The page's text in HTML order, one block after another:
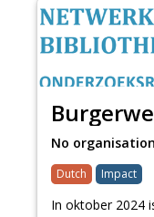
No organisation
Dutch Impact
In oktober 2024